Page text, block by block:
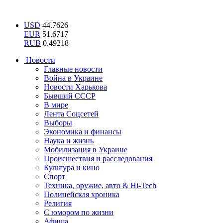
USD 44.7626
EUR 51.6717
RUB 0.49218
Новости
Главные новости
Война в Украине
Новости Харькова
Бывший СССР
В мире
Лента Соцсетей
Выборы
Экономика и финансы
Наука и жизнь
Мобилизация в Украине
Происшествия и расследования
Культура и кино
Спорт
Техника, оружие, авто & Hi-Tech
Полицейская хроника
Религия
С юмором по жизни
Афиша